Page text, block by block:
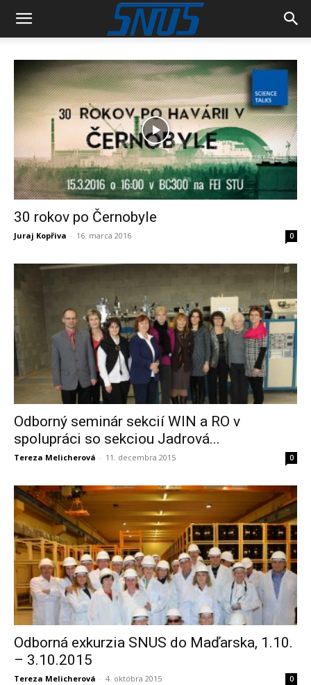
30 rokov po Černobyle
Juraj Kopřiva - 16. marca 2016 0
Odborný seminár sekcií WIN a RO v
spolupráci so sekciou Jadrová...
Tereza Melicherová - 11. decembra 2015 0
Odborná exkurzia SNUS do Maďarska, 1.10.
– 3.10.2015
Tereza Melicherová - 4. októbra 2015 0